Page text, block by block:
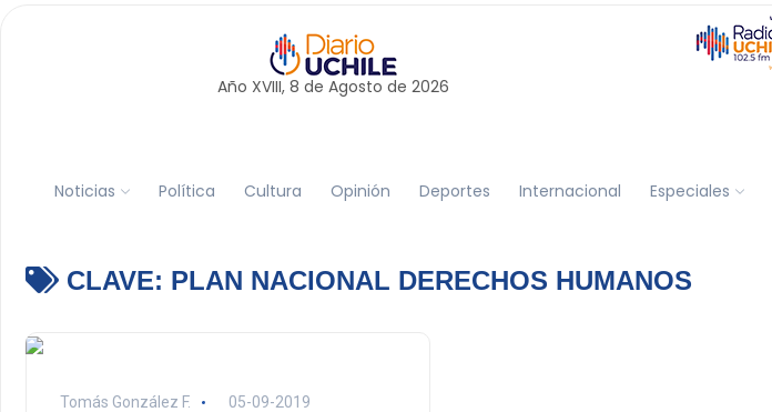
Año XVIII, 8 de Agosto de 2026
Noticias Política Cultura Opinión Deportes Internacional Especiales
CLAVE: PLAN NACIONAL DERECHOS HUMANOS
Tomás González F. 05-09-2019